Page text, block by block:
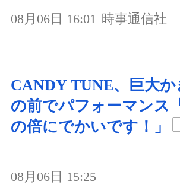
08月06日 16:01 時事通信社
CANDY TUNE、巨大か
の前でパフォーマンス
の倍にでかいです！」
08月06日 15:25